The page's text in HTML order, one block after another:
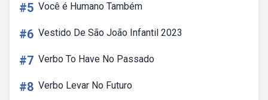
#5 Você é Humano Também
#6 Vestido De São João Infantil 2023
#7 Verbo To Have No Passado
#8 Verbo Levar No Futuro